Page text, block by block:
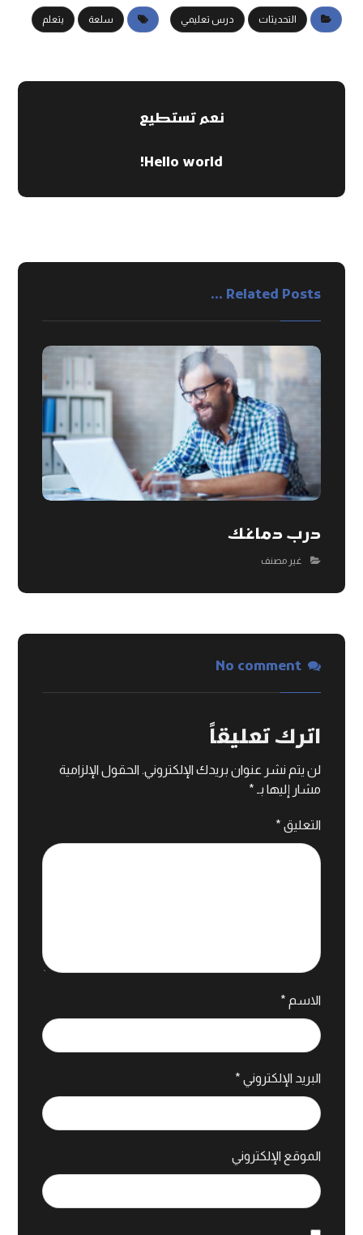
التحديثات درس تعليمي سلعة يتعلم
نعم تستطيع
Hello world!
Related Posts ...
درب دماغك
غير مصنف
No comment
اترك تعليقاً
لن يتم نشر عنوان بريدك الإلكتروني. الحقول الإلزامية
مشار إليها بـ *
التعليق *
الاسم *
البريد الإلكتروني *
الموقع الإلكتروني